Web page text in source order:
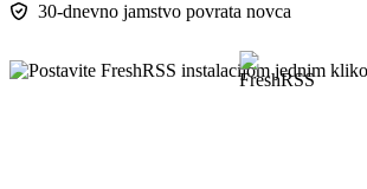
30-dnevno jamstvo povrata novca